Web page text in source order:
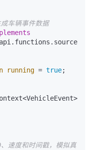
车辆事件数据
running = true;
速度和时间戳，模拟真